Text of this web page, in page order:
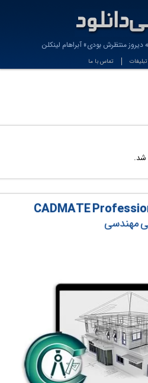
منتظرش بودی» آبراهام لینکلن
تبلیغات تماس با ما
مهندسی